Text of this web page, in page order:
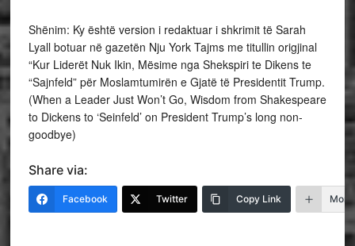
Shënim: Ky është version i redaktuar i shkrimit të Sarah
Lyall botuar në gazetën Nju York Tajms me titullin origjinal
“Kur Liderët Nuk Ikin, Mësime nga Shekspiri te Dikens te
“Sajnfeld” për Moslamtumirën e Gjatë të Presidentit Trump.
(When a Leader Just Won’t Go, Wisdom from Shakespeare
to Dickens to ‘Seinfeld’ on President Trump’s long non-
goodbye)
Share via:
Facebook Twitter Copy Link More